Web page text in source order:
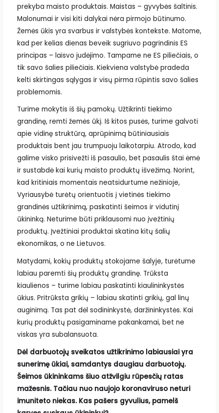
prekyba maisto produktais. Maistas – gyvybės šaltinis.
Malonumai ir visi kiti dalykai nėra pirmojo būtinumo.
Žemės ūkis yra svarbus ir valstybės kontekste. Matome,
kad per kelias dienas beveik sugriuvo pagrindinis ES
principas – laisvo judėjimo. Tampame ne ES piliečiais, o
tik savo šalies piliečiais. Kiekviena valstybė pradeda
kelti skirtingas sąlygas ir visų pirma rūpintis savo šalies
problemomis.
Turime mokytis iš šių pamokų. Užtikrinti tiekimo
grandinę, remti žemės ūkį. Iš kitos pusės, turime galvoti
apie vidinę struktūrą, aprūpinimą būtiniausiais
produktais bent jau trumpuoju laikotarpiu. Atrodo, kad
galime visko prisivežti iš pasaulio, bet pasaulis štai ėmė
ir sustabdė kai kurių maisto produktų išvežimą. Norint,
kad kritiniais momentais neatsidurtume nežinioje,
Vyriausybė turėtų orientuotis į vietinės tiekimo
grandinės užtikrinimą, paskatinti šeimos ir vidutinį
ūkininką. Neturime būti priklausomi nuo įvežtinių
produktų. Įvežtiniai produktai skatina kitų šalių
ekonomikas, o ne Lietuvos.
Matydami, kokių produktų stokojame šalyje, turėtume
labiau paremti šių produktų grandinę. Trūksta
kiaulienos – turime labiau paskatinti kiaulininkystės
ūkius. Pritrūksta grikių – labiau skatinti grikių, gal linų
auginimą. Tas pat dėl sodininkystė, daržininkystės. Kai
kurių produktų pasigaminame pakankamai, bet ne
viskas yra subalansuota.
Dėl darbuotojų sveikatos užtikrinimo labiausiai yra
sunerimę ūkiai, samdantys daugiau darbuotojų.
Šeimos ūkininkams šiuo atžvilgiu rūpesčių ratas
mažesnis. Tačiau nuo naujojo koronaviruso neturi
imuniteto niekas. Kas pašers gyvulius, pamelš